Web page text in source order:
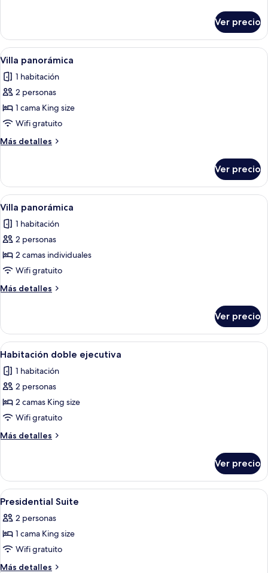
familiar
Ver precio
Abrir
todas
las
fotos
de
Villa
panorámica
Un dormitorio amplio con una cama
7
Villa panorámica
1 habitación
2 personas
1 cama King size
Wifi gratuito
Más detalles
Más
panorámica
Ver precio
Abrir
todas
las
fotos
de
Villa
panorámica
Un dormitorio amplio con una cama
7
Villa panorámica
1 habitación
2 personas
2 camas individuales
Wifi gratuito
Más detalles
Más
panorámica
Ver precio
Abrir
todas
las
fotos
de
Habitación
doble
ejecutiva
Habitación de hotel moderna con
3
Habitación doble ejecutiva
1 habitación
2 personas
2 camas King size
Wifi gratuito
Más detalles
Más
doble
ejecutiva
Ver precio
Abrir
todas
las
fotos
de
Presidential
Ropa de cama de alta calidad,
8
Presidential Suite
2 personas
1 cama King size
Wifi gratuito
Más detalles
Más